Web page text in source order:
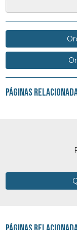
Páginas